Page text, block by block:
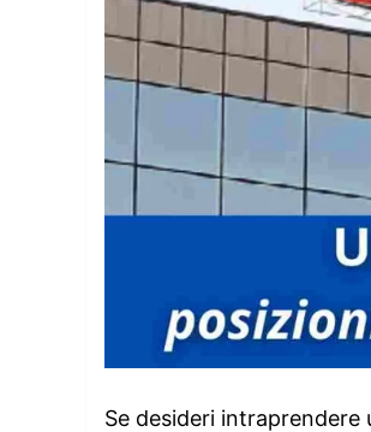
Se desideri intraprendere